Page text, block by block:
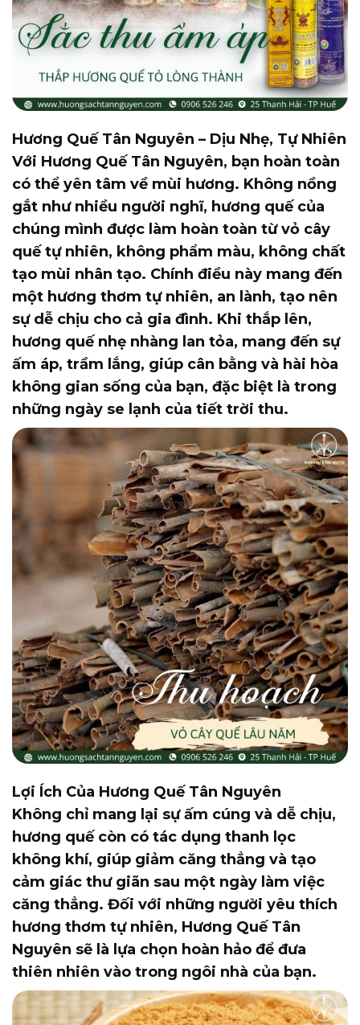
Hương Quế Tân Nguyên – Dịu Nhẹ, Tự Nhiên
Với Hương Quế Tân Nguyên, bạn hoàn toàn
có thể yên tâm về mùi hương. Không nồng
gắt như nhiều người nghĩ, hương quế của
chúng mình được làm hoàn toàn từ vỏ cây
quế tự nhiên, không phẩm màu, không chất
tạo mùi nhân tạo. Chính điều này mang đến
một hương thơm tự nhiên, an lành, tạo nên
sự dễ chịu cho cả gia đình. Khi thắp lên,
hương quế nhẹ nhàng lan tỏa, mang đến sự
ấm áp, trầm lắng, giúp cân bằng và hài hòa
không gian sống của bạn, đặc biệt là trong
những ngày se lạnh của tiết trời thu.
Lợi Ích Của Hương Quế Tân Nguyên
Không chỉ mang lại sự ấm cúng và dễ chịu,
hương quế còn có tác dụng thanh lọc
không khí, giúp giảm căng thẳng và tạo
cảm giác thư giãn sau một ngày làm việc
căng thẳng. Đối với những người yêu thích
hương thơm tự nhiên, Hương Quế Tân
Nguyên sẽ là lựa chọn hoàn hảo để đưa
thiên nhiên vào trong ngôi nhà của bạn.